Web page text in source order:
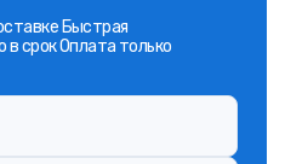
Быстрая
в срок Оплата только